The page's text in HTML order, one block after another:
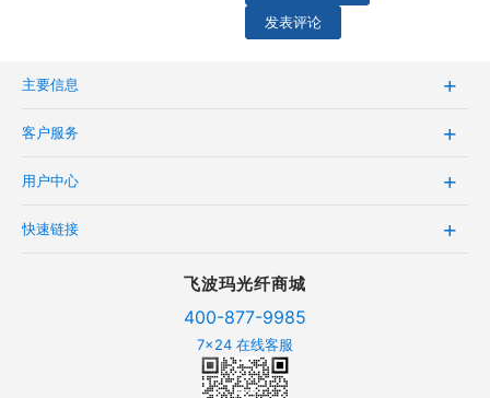
发表评论
主要信息
客户服务
用户中心
快速链接
飞波玛光纤商城
400-877-9985
7x24 在线客服